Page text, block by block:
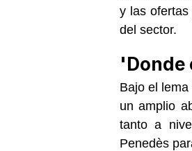
y las
del sector.
'Donde
Bajo el lema
un amplio
tanto a
Penedès